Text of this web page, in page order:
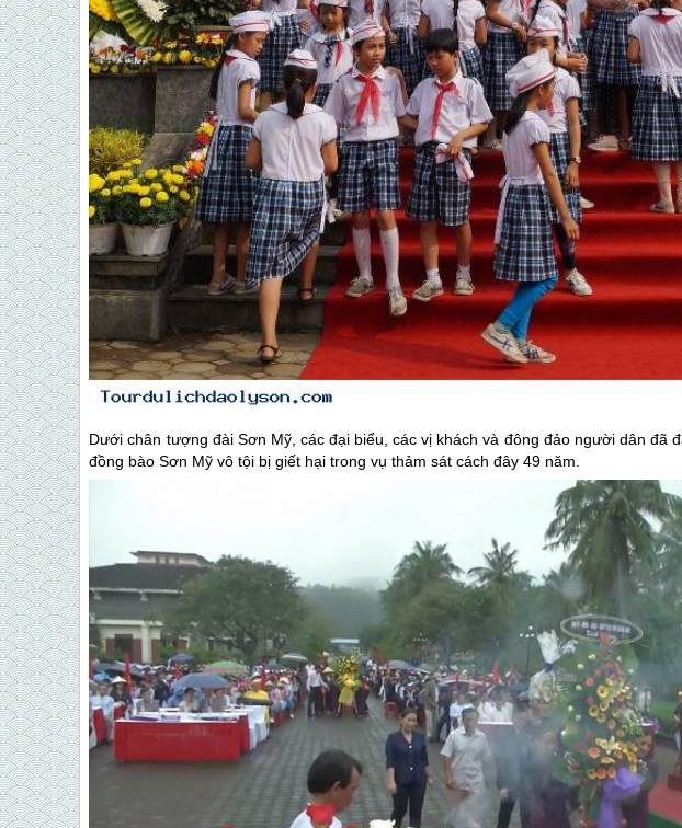
Dưới chân tượng đài Sơn Mỹ, các đại biểu, các vị khách và đông đảo người dân đã
đồng bào Sơn Mỹ vô tội bị giết hại trong vụ thảm sát cách đây 49 năm.